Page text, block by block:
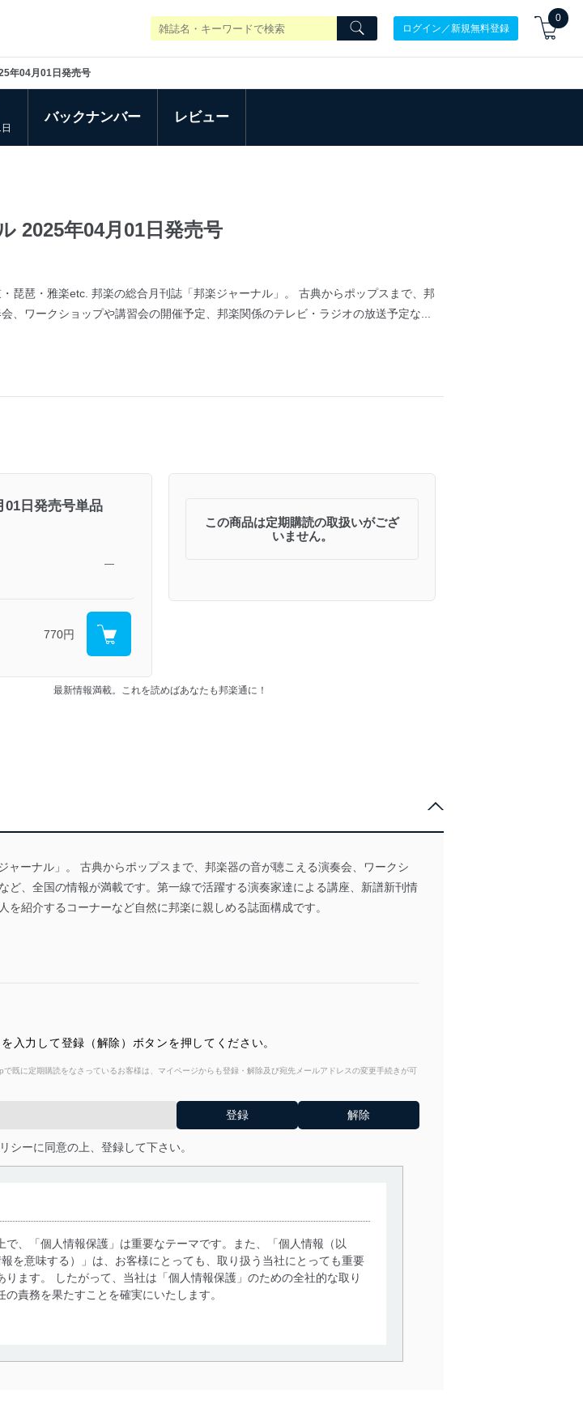
ログイン／新規無料登録
0
年04月01日発売号
バックナンバー レビュー
2025年04月01日発売号
琵琶・雅楽etc. 邦楽の総合月刊誌「邦楽ジャーナル」。 古典からポップスまで、邦
、ワークショップや講習会の開催予定、邦楽関係のテレビ・ラジオの放送予定な...
01日発売号単品
―
770円
この商品は定期購読の取扱いがござ
いません。
最新情報満載。これを読めばあなたも邦楽通に！
ーナル」。 古典からポップスまで、邦楽器の音が聴こえる演奏会、ワークシ
ど、全国の情報が満載です。第一線で活躍する演奏家達による講座、新譜新刊情
紹介するコーナーなど自然に邦楽に親しめる誌面構成です。
入力して登録（解除）ボタンを押してください。
に定期購読をなさっているお客様は、マイページからも登録・解除及び宛先メールアドレスの変更手続きが可
シーに同意の上、登録して下さい。
、「個人情報保護」は重要なテーマです。また、「個人情報（以
を意味する）」は、お客様にとっても、取り扱う当社にとっても重要
ます。 したがって、当社は「個人情報保護」のための全社的な取り
責務を果たすことを確実にいたします。
的を明確にし、本人の同意を得たうえで利用目的の達成に必要な範